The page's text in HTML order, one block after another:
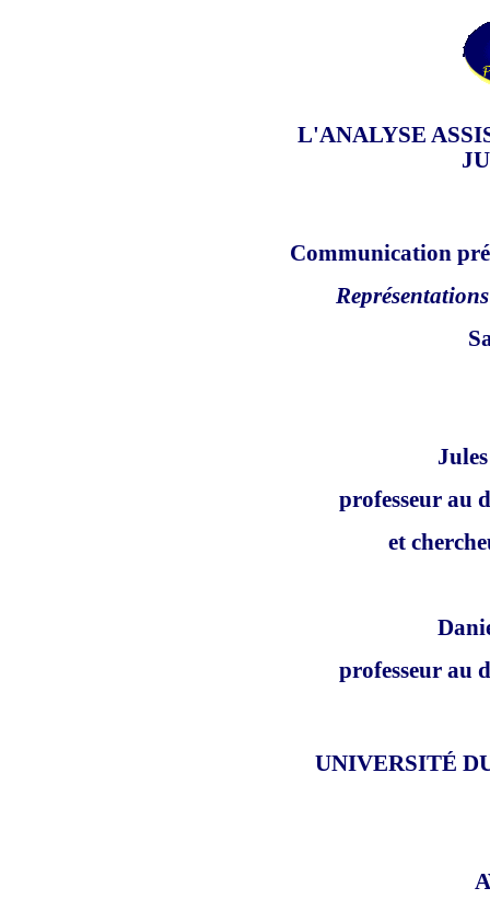
L'ANALYSE
Communication
professeur au
et
professeur au
UNIVERSITÉ